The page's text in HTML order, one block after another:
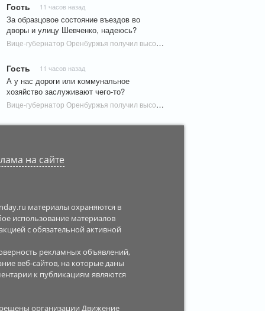
Гость 11 часов назад
За образцовое состояние въездов во
дворы и улицу Шевченко, надеюсь?
Вице-губернатор Оренбуржья получил высокую государственную награду | Новости Оренбурга
Гость 11 часов назад
А у нас дороги или коммунальное
хозяйство заслуживают чего-то?
Вице-губернатор Оренбуржья получил высокую государственную награду | Новости Оренбурга
на сайте
материалы охраняются в
использование материалов
с обязательной активной
рекламных объявлений,
веб-сайтов, на которые даны
к публикациям являются
организации Движение